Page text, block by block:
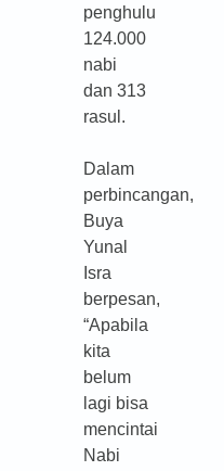
penghulu
124.000
nabi
dan 313
rasul.
Dalam
perbincangan,
Buya
Yunal
Isra
berpesan,
“Apabila
kita
belum
lagi bisa
mencintai
Nabi